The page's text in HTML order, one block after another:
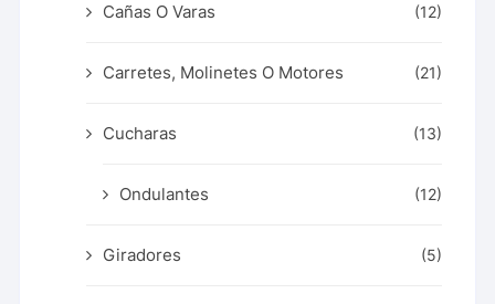
Cañas O Varas (12)
Carretes, Molinetes O Motores (21)
Cucharas (13)
Ondulantes (12)
Giradores (5)